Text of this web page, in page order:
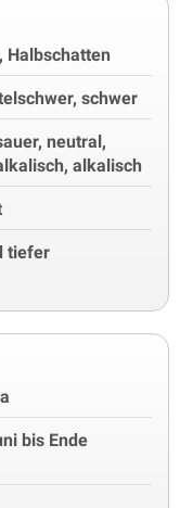
Halbschatten
schwer
neutral,
alkalisch
tiefer
bis Ende